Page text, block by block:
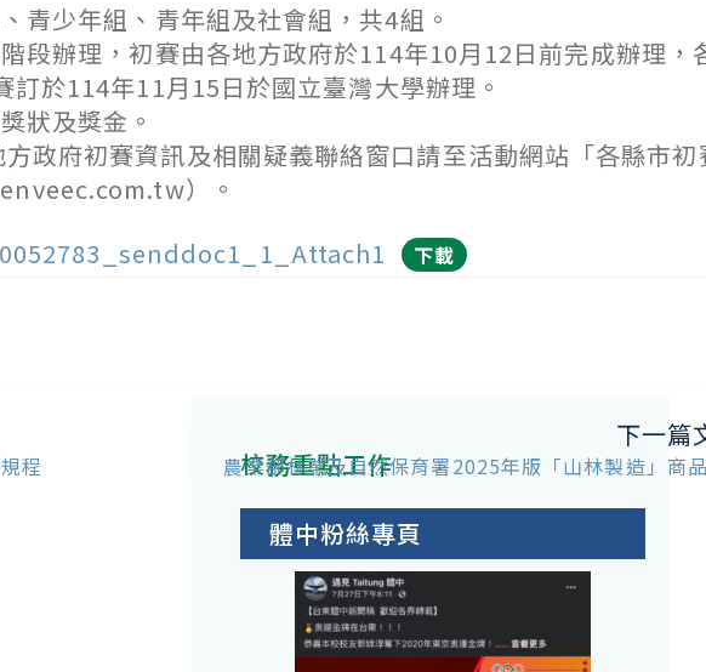
少年組、青年組及社會組，共4組。
辦理，初賽由各地方政府於114年10月12日前完成辦理，
於114年11月15日於國立臺灣大學辦理。
及獎金。
政府初賽資訊及相關疑義聯絡窗口請至活動網站「各縣市初
）。
下載
程
下一篇
農業部林業及自然保育署2025年版「山林製造」商
校務重點工作
體中粉絲專頁